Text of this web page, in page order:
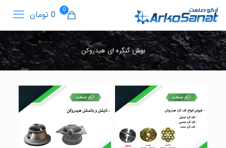
0 0 تومان
بوش گنگره ای هیدروکن